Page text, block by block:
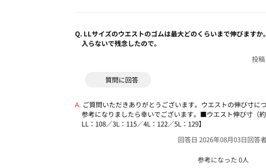
Q. LLサイズのウエストのゴムは最大どのくらいまで伸びます
入らないで残念したので。
投
ご質問いただきありがとうございます。ウエストの伸び寸に
参考になりましたら幸いでございます。■ウエスト伸び寸（
LL：108／3L：115／4L：122／5L：129】
回答
回答日 2026年08月03日
参考になった 0人
質問に回答